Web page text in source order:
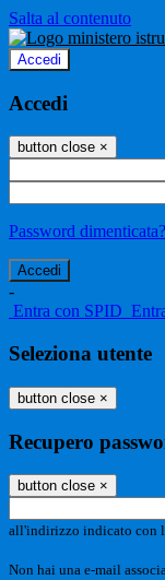
Salta al contenuto
Accedi
Accedi
button close ×
Password dimenticata?
-
Entra con SPID
Seleziona utente
button close ×
Recupero
button close ×
all'indirizzo indicato con
Non hai una e-mail